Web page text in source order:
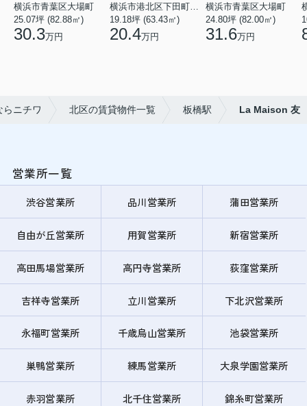
横浜市青葉区大場町
25.07坪 (82.88㎡)
30.3万円
19.18坪 (63.43㎡)
20.4万円
横浜市青葉区大場町
24.80坪 (82.00㎡)
31.6万円
ニチワ 北区の賃貸物件一覧 板橋駅 La Maison 友
営業所一覧
渋谷営業所 品川営業所 蒲田営業所
自由が丘営業所 用賀営業所 新宿営業所
高田馬場営業所 高円寺営業所 荻窪営業所
吉祥寺営業所 立川営業所 下北沢営業所
永福町営業所 千歳烏山営業所 池袋営業所
巣鴨営業所 練馬営業所 大泉学園営業所
赤羽営業所 北千住営業所 錦糸町営業所